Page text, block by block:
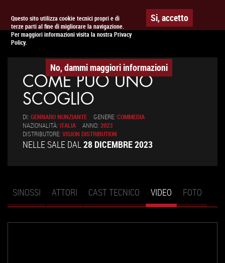
Questo sito utilizza cookie tecnici propri e di
terze parti al fine di migliorare la navigazione.
Per maggiori informazioni visita la nostra Privacy
Policy.
Si, accetto
No, dammi maggiori informazioni
APPUNTAMENTO AL CINEMA
COME PUÒ UNO
SCOGLIO
DI: GENNARO NUNZIANTE GENERE: COMMEDIA
NAZIONALITÀ: ITALIA ANNO: 2023
DISTRIBUTORE: VISION DISTRIBUTION
NELLE SALE DAL28 DICEMBRE 2023
Schede primarie
SINOSSI ATTORI CAST TECNICO VIDEO (SCHEDA
ATTIVA)
FOTO